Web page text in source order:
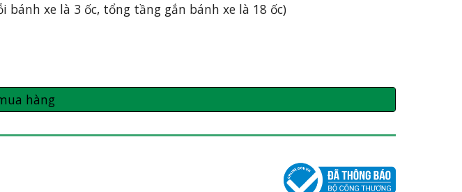
xe là 3 ốc, tổng tầng gắn bánh xe là 18 ốc)
hàng